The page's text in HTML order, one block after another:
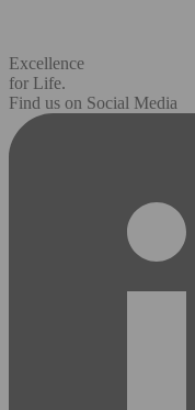
Excellence
for Life.
Find us on Social Media